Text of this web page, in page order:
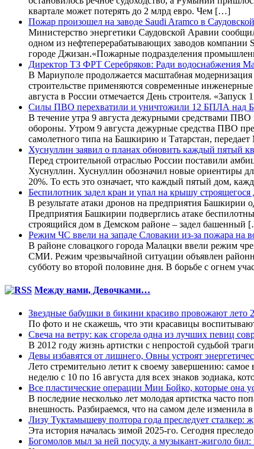
квартале может потерять до 2 млрд евро. Чем […]
Пожар произошел на заводе Saudi Aramco в
Министерство энергетики Саудовской Аравии
одном из нефтеперерабатывающих заводов
городе Джизан.«Пожарные подразделения
Директор ТЗ ФРТ Серебряков: Ради водоснабжения
В Мариуполе продолжается масштабная
строительстве применяются современные
августа в России отмечается День строителя.
Силы ПВО перехватили и уничтожили 12 БПЛА над
В течение утра 9 августа дежурными средствами
обороны. Утром 9 августа дежурные средства ПВО
самолетного типа на Башкирию и Татарстан,
Хуснуллин заявил о планах обновить каждый пятый
Перед строительной отраслью России поставили
Хуснуллин. Хуснуллин обозначил новые ориентиры
20%. То есть это означает, что каждый пятый дом,
Беспилотник задел кран и упал на крышу
В результате атаки дронов на предприятия
Предприятия Башкирии подверглись атаке
строящийся дом в Демском районе – задел башенный
Режим ЧС ввели на западе Словакии из-за пожара на
В районе словацкого города Малацки ввели режим
СМИ. Режим чрезвычайной ситуации объявлен
субботу во второй половине дня. В борьбе с огнем
Между нами, Девочками…
Звездные бабушки в бикини красиво провожают
По фото и не скажешь, что эти красавицы
Свеча на ветру: как сгорела одна из лучших певиц
В 2012 году жизнь артистки с непростой судьбой
Девы избавятся от лишнего, Овны устроят
Лето стремительно летит к своему завершению:
неделю с 10 по 16 августа для всех знаков зодиака,
Все пластические операции Мии Бойко, которые она
В последние несколько лет молодая артистка часто
внешность. Разбираемся, что на самом деле изменила в
Лизу Туктамышеву полтора года преследует сталкер:
Эта история началась зимой 2025-го. Сегодня
Богомолов мыл за ней посуду, а музыкант-жиголо